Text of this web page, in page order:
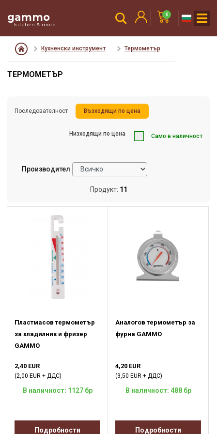
gammo
kitchen & more
0
Кухненски инструмент Термометър
ТЕРМОМЕТЪР
Последователност Възходящи по цена
Низходящи по цена Само в наличност
Производител
Продукт: 11
Пластмасов термометър
за хладилник и фризер
GAMMO
2,40 EUR
(2,00 EUR + ДДС)
В наличност: 1127 бр
Подробности
Аналогов термометър за
фурна GAMMO
4,20 EUR
(3,50 EUR + ДДС)
В наличност: 488 бр
Подробности